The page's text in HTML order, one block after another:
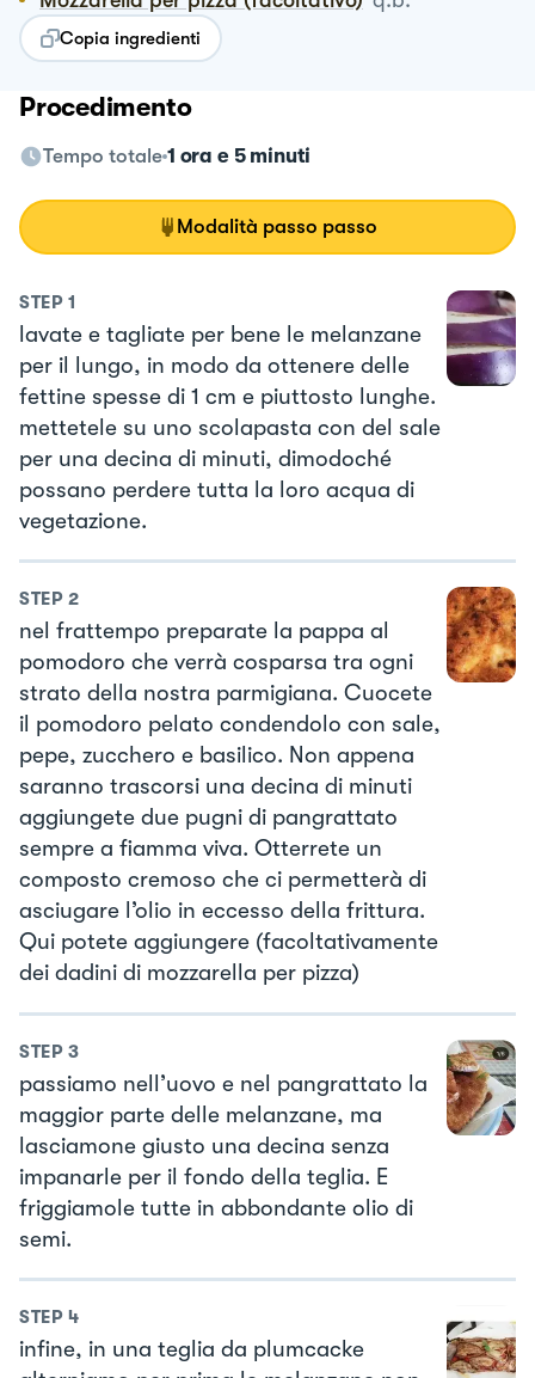
Copia ingredienti
Procedimento
Tempo totale 1 ora e 5 minuti
Modalità passo passo
STEP 1
lavate e tagliate per bene le melanzane
per il lungo, in modo da ottenere delle
fettine spesse di 1 cm e piuttosto lunghe.
mettetele su uno scolapasta con del sale
per una decina di minuti, dimodoché
possano perdere tutta la loro acqua di
vegetazione.
STEP 2
nel frattempo preparate la pappa al
pomodoro che verrà cosparsa tra ogni
strato della nostra parmigiana. Cuocete
il pomodoro pelato condendolo con sale,
pepe, zucchero e basilico. Non appena
saranno trascorsi una decina di minuti
aggiungete due pugni di pangrattato
sempre a fiamma viva. Otterrete un
composto cremoso che ci permetterà di
asciugare l’olio in eccesso della frittura.
Qui potete aggiungere (facoltativamente
dei dadini di mozzarella per pizza)
STEP 3
passiamo nell’uovo e nel pangrattato la
maggior parte delle melanzane, ma
lasciamone giusto una decina senza
impanarle per il fondo della teglia. E
friggiamole tutte in abbondante olio di
semi.
STEP 4
infine, in una teglia da plumcacke